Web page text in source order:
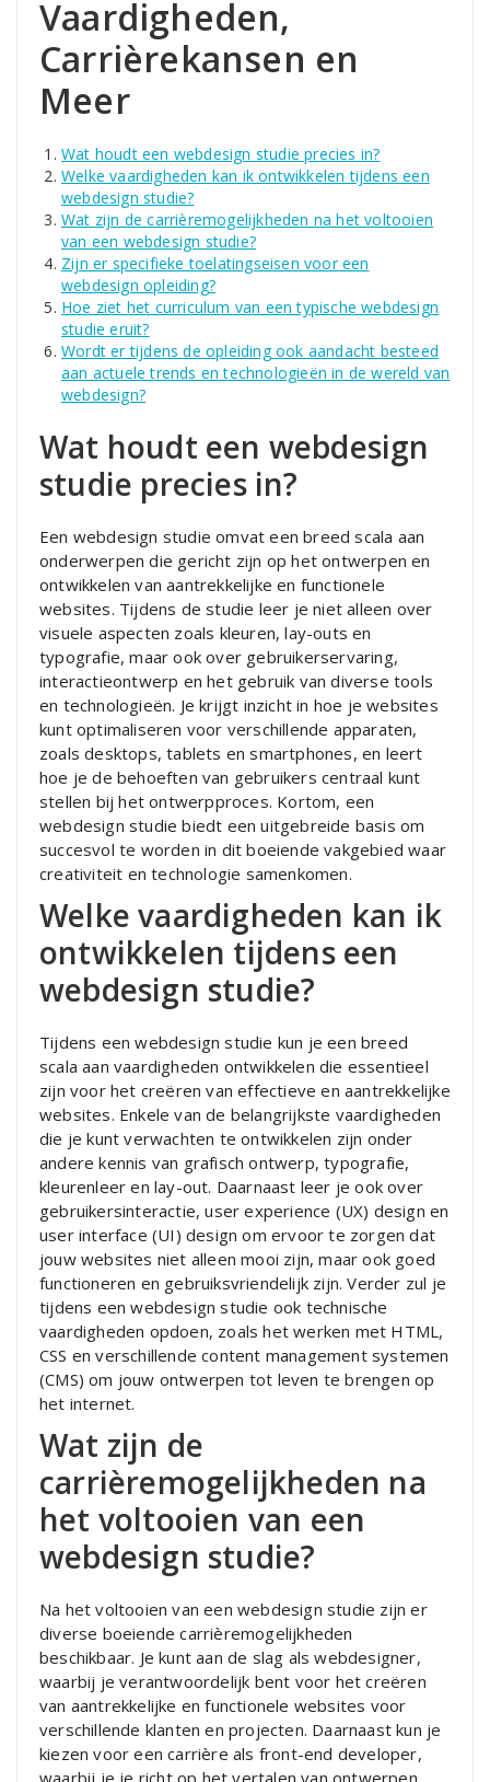
Vaardigheden,
Carrièrekansen en
Meer
Wat houdt een webdesign studie precies in?
Welke vaardigheden kan ik ontwikkelen tijdens een
webdesign studie?
Wat zijn de carrièremogelijkheden na het voltooien
van een webdesign studie?
Zijn er specifieke toelatingseisen voor een
webdesign opleiding?
Hoe ziet het curriculum van een typische webdesign
studie eruit?
Wordt er tijdens de opleiding ook aandacht besteed
aan actuele trends en technologieën in de wereld van
webdesign?
Wat houdt een webdesign
studie precies in?
Een webdesign studie omvat een breed scala aan
onderwerpen die gericht zijn op het ontwerpen en
ontwikkelen van aantrekkelijke en functionele
websites. Tijdens de studie leer je niet alleen over
visuele aspecten zoals kleuren, lay-outs en
typografie, maar ook over gebruikerservaring,
interactieontwerp en het gebruik van diverse tools
en technologieën. Je krijgt inzicht in hoe je websites
kunt optimaliseren voor verschillende apparaten,
zoals desktops, tablets en smartphones, en leert
hoe je de behoeften van gebruikers centraal kunt
stellen bij het ontwerpproces. Kortom, een
webdesign studie biedt een uitgebreide basis om
succesvol te worden in dit boeiende vakgebied waar
creativiteit en technologie samenkomen.
Welke vaardigheden kan ik
ontwikkelen tijdens een
webdesign studie?
Tijdens een webdesign studie kun je een breed
scala aan vaardigheden ontwikkelen die essentieel
zijn voor het creëren van effectieve en aantrekkelijke
websites. Enkele van de belangrijkste vaardigheden
die je kunt verwachten te ontwikkelen zijn onder
andere kennis van grafisch ontwerp, typografie,
kleurenleer en lay-out. Daarnaast leer je ook over
gebruikersinteractie, user experience (UX) design en
user interface (UI) design om ervoor te zorgen dat
jouw websites niet alleen mooi zijn, maar ook goed
functioneren en gebruiksvriendelijk zijn. Verder zul je
tijdens een webdesign studie ook technische
vaardigheden opdoen, zoals het werken met HTML,
CSS en verschillende content management systemen
(CMS) om jouw ontwerpen tot leven te brengen op
het internet.
Wat zijn de
carrièremogelijkheden na
het voltooien van een
webdesign studie?
Na het voltooien van een webdesign studie zijn er
diverse boeiende carrièremogelijkheden
beschikbaar. Je kunt aan de slag als webdesigner,
waarbij je verantwoordelijk bent voor het creëren
van aantrekkelijke en functionele websites voor
verschillende klanten en projecten. Daarnaast kun je
kiezen voor een carrière als front-end developer,